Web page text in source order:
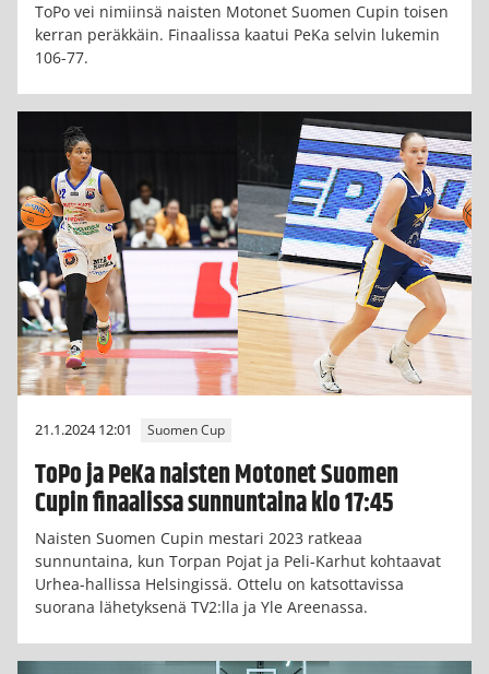
ToPo vei nimiinsä naisten Motonet Suomen Cupin toisen
kerran peräkkäin. Finaalissa kaatui PeKa selvin lukemin
106-77.
21.1.2024 12:01 Suomen Cup
ToPo ja PeKa naisten Motonet Suomen
Cupin finaalissa sunnuntaina klo 17:45
Naisten Suomen Cupin mestari 2023 ratkeaa
sunnuntaina, kun Torpan Pojat ja Peli-Karhut kohtaavat
Urhea-hallissa Helsingissä. Ottelu on katsottavissa
suorana lähetyksenä TV2:lla ja Yle Areenassa.